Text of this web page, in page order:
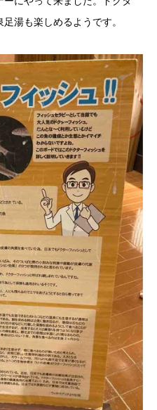
湯も楽しめるようです。